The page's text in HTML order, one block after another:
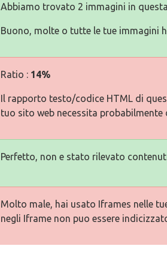
Abbiamo trovato 2 immagini in
Buono, molte o tutte le tue immagini
Ratio : 14%
Il rapporto testo/codice HTML di
tuo sito web necessita
Perfetto, non e stato rilevato
Molto male, hai usato Iframes nelle
negli Iframe non puo essere